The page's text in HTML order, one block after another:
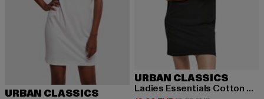
URBAN CLASSICS
URBAN CLASSICS
Ladies Essentials Cotton Cut On Sleeve